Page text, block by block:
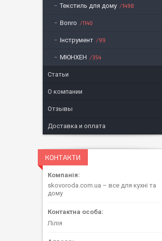
Текстиль для дому 1498
Bonro 1140
Інструмент 99
МЮНХЕН 354
Статьи
О компании
Отзывы
Доставка и оплата
КОНТАКТИ
skovoroda.com.ua – все для кухні та
дому
Лілія